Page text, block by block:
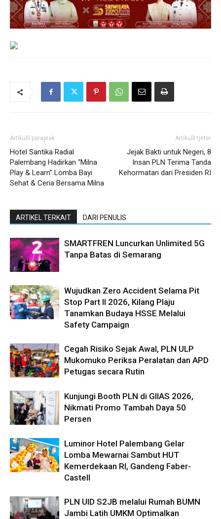
Artikulli paraprak
Hotel Santika Radial
Palembang Hadirkan “Milna
Play & Learn” Lomba Bayi
Sehat & Ceria Bersama Milna
Artikulli tjetër
Jejak Bakti untuk Negeri, 8
Insan PLN Terima Tanda
Kehormatan dari Presiden RI
ARTIKEL TERKAIT DARI PENULIS
SMARTFREN Luncurkan Unlimited 5G
Tanpa Batas di Semarang
Wujudkan Zero Accident Selama Pit
Stop Part II 2026, Kilang Plaju
Tanamkan Budaya HSSE Melalui
Safety Campaign
Cegah Risiko Sejak Awal, PLN ULP
Mukomuko Periksa Peralatan dan APD
Petugas secara Rutin
Kunjungi Booth PLN di GIIAS 2026,
Nikmati Promo Tambah Daya 50
Persen
Luminor Hotel Palembang Gelar
Lomba Mewarnai Sambut HUT
Kemerdekaan RI, Gandeng Faber-
Castell
PLN UID S2JB melalui Rumah BUMN
Jambi Latih UMKM Optimalkan